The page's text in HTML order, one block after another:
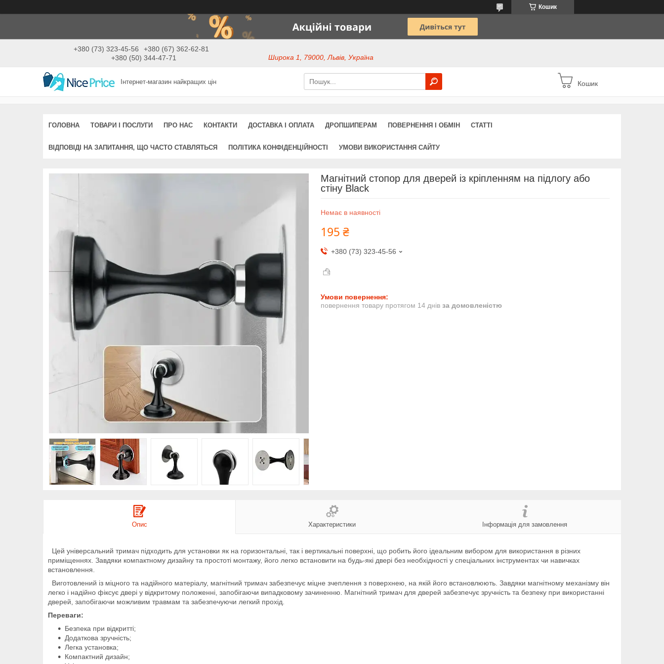
Кошик
+380 (73) 323-45-56
+380 (67) 362-62-81
+380 (50) 344-47-71
Широка 1, 79000, Львів, Україна
Інтернет-магазин найкращих цін Кошик
ГОЛОВНА ТОВАРИ І ПОСЛУГИ ПРО НАС КОНТАКТИ ДОСТАВКА І ОПЛАТА ДРОПШИПЕРАМ ПОВЕРНЕННЯ І ОБМІН СТАТТІ
ВІДПОВІДІ НА ЗАПИТАННЯ, ЩО ЧАСТО СТАВЛЯТЬСЯ ПОЛІТИКА КОНФІДЕНЦІЙНОСТІ УМОВИ ВИКОРИСТАННЯ САЙТУ
Магнітний стопор для дверей із кріпленням на підлогу або
стіну Black
Немає в наявності
195 ₴
+380 (73) 323-45-56
повернення товару протягом 14 днів за домовленістю
Опис Характеристики Інформація для замовлення
Цей універсальний тримач підходить для установки як на горизонтальні, так і вертикальні поверхні, що робить його ідеальним вибором для використання в різних
приміщеннях. Завдяки компактному дизайну та простоті монтажу, його легко встановити на будь-які двері без необхідності у спеціальних інструментах чи навичках
встановлення.
Виготовлений із міцного та надійного матеріалу, магнітний тримач забезпечує міцне зчеплення з поверхнею, на якій його встановлюють. Завдяки магнітному механізму він
легко і надійно фіксує двері у відкритому положенні, запобігаючи випадковому зачиненню. Магнітний тримач для дверей забезпечує зручність та безпеку при використанні
дверей, запобігаючи можливим травмам та забезпечуючи легкий прохід.
Переваги:
Безпека при відкритті;
Додаткова зручність;
Легка установка;
Компактний дизайн;